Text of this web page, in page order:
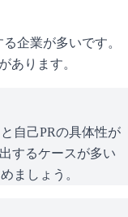
企業が多いです。
あります。
自己PRの具体性が
するケースが多い
ましょう。